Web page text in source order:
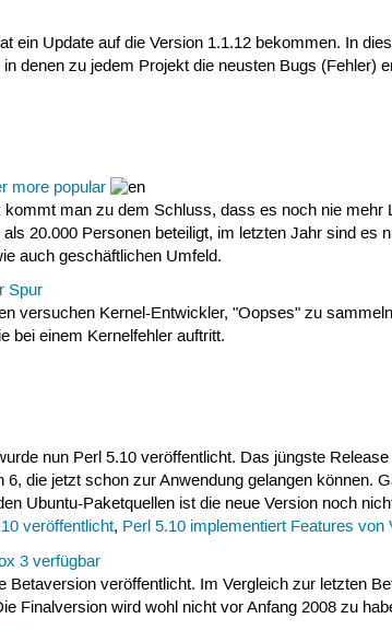
ein Update auf die Version 1.1.12 bekommen. In
denen zu jedem Projekt die neusten Bugs
more popular
man zu dem Schluss, dass es noch nie
20.000 Personen beteiligt, im letzten Jahr sind
auch geschäftlichen Umfeld.
Spur
versuchen Kernel-Entwickler, "Oopses" zu
bei einem Kernelfehler auftritt.
nun Perl 5.10 veröffentlicht. Das jüngste
6, die jetzt schon zur Anwendung gelangen
Ubuntu-Paketquellen ist die neue Version noch
veröffentlicht, Perl 5.10 implementiert Features von
3 verfügbar
Betaversion veröffentlicht. Im Vergleich zur letzten
Finalversion wird wohl nicht vor Anfang 2008 zu